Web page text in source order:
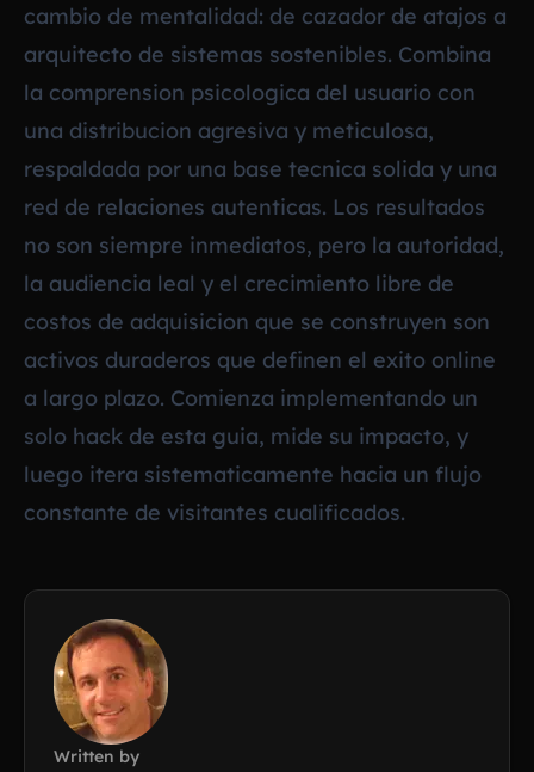
cambio de mentalidad: de cazador de atajos a
arquitecto de sistemas sostenibles. Combina
la comprension psicologica del usuario con
una distribucion agresiva y meticulosa,
respaldada por una base tecnica solida y una
red de relaciones autenticas. Los resultados
no son siempre inmediatos, pero la autoridad,
la audiencia leal y el crecimiento libre de
costos de adquisicion que se construyen son
activos duraderos que definen el exito online
a largo plazo. Comienza implementando un
solo hack de esta guia, mide su impacto, y
luego itera sistematicamente hacia un flujo
constante de visitantes cualificados.
Written by